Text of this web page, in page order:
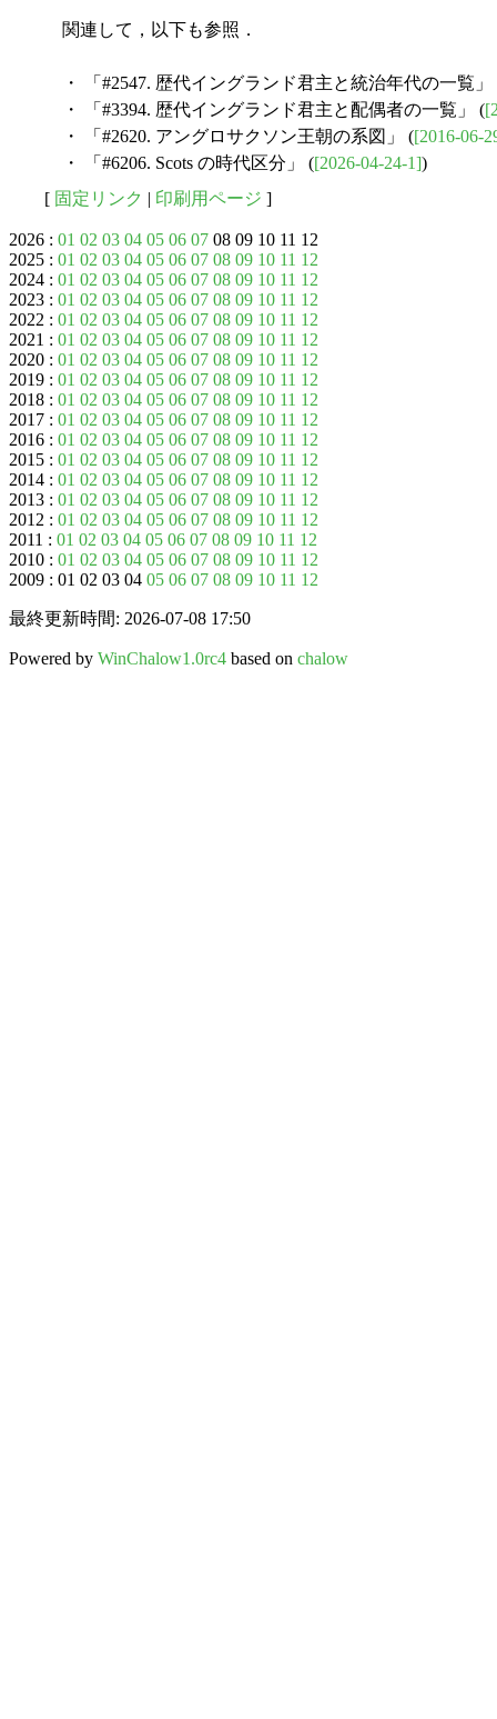
関連して，以下も参照．
・ 「#2547. 歴代イングランド君主と統治年代の一覧」
・ 「#3394. 歴代イングランド君主と配偶者の一覧」 (
・ 「#2620. アングロサクソン王朝の系図」 ([2016-06-
・ 「#6206. Scots の時代区分」 ([2026-04-24-1])
[ 固定リンク | 印刷用ページ ]
2026 : 01 02 03 04 05 06 07 08 09 10 11 12
2025 : 01 02 03 04 05 06 07 08 09 10 11 12
2024 : 01 02 03 04 05 06 07 08 09 10 11 12
2023 : 01 02 03 04 05 06 07 08 09 10 11 12
2022 : 01 02 03 04 05 06 07 08 09 10 11 12
2021 : 01 02 03 04 05 06 07 08 09 10 11 12
2020 : 01 02 03 04 05 06 07 08 09 10 11 12
2019 : 01 02 03 04 05 06 07 08 09 10 11 12
2018 : 01 02 03 04 05 06 07 08 09 10 11 12
2017 : 01 02 03 04 05 06 07 08 09 10 11 12
2016 : 01 02 03 04 05 06 07 08 09 10 11 12
2015 : 01 02 03 04 05 06 07 08 09 10 11 12
2014 : 01 02 03 04 05 06 07 08 09 10 11 12
2013 : 01 02 03 04 05 06 07 08 09 10 11 12
2012 : 01 02 03 04 05 06 07 08 09 10 11 12
2011 : 01 02 03 04 05 06 07 08 09 10 11 12
2010 : 01 02 03 04 05 06 07 08 09 10 11 12
2009 : 01 02 03 04 05 06 07 08 09 10 11 12
最終更新時間: 2026-07-08 17:50
Powered by WinChalow1.0rc4 based on chalow